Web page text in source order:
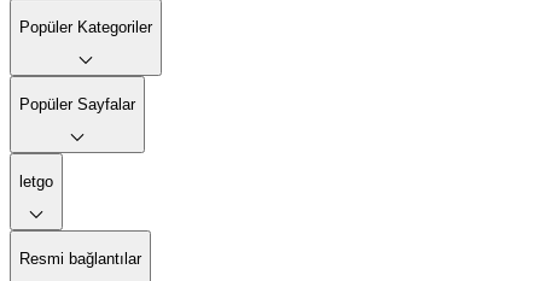
Popüler Kategoriler
Popüler Sayfalar
letgo
Resmi bağlantılar